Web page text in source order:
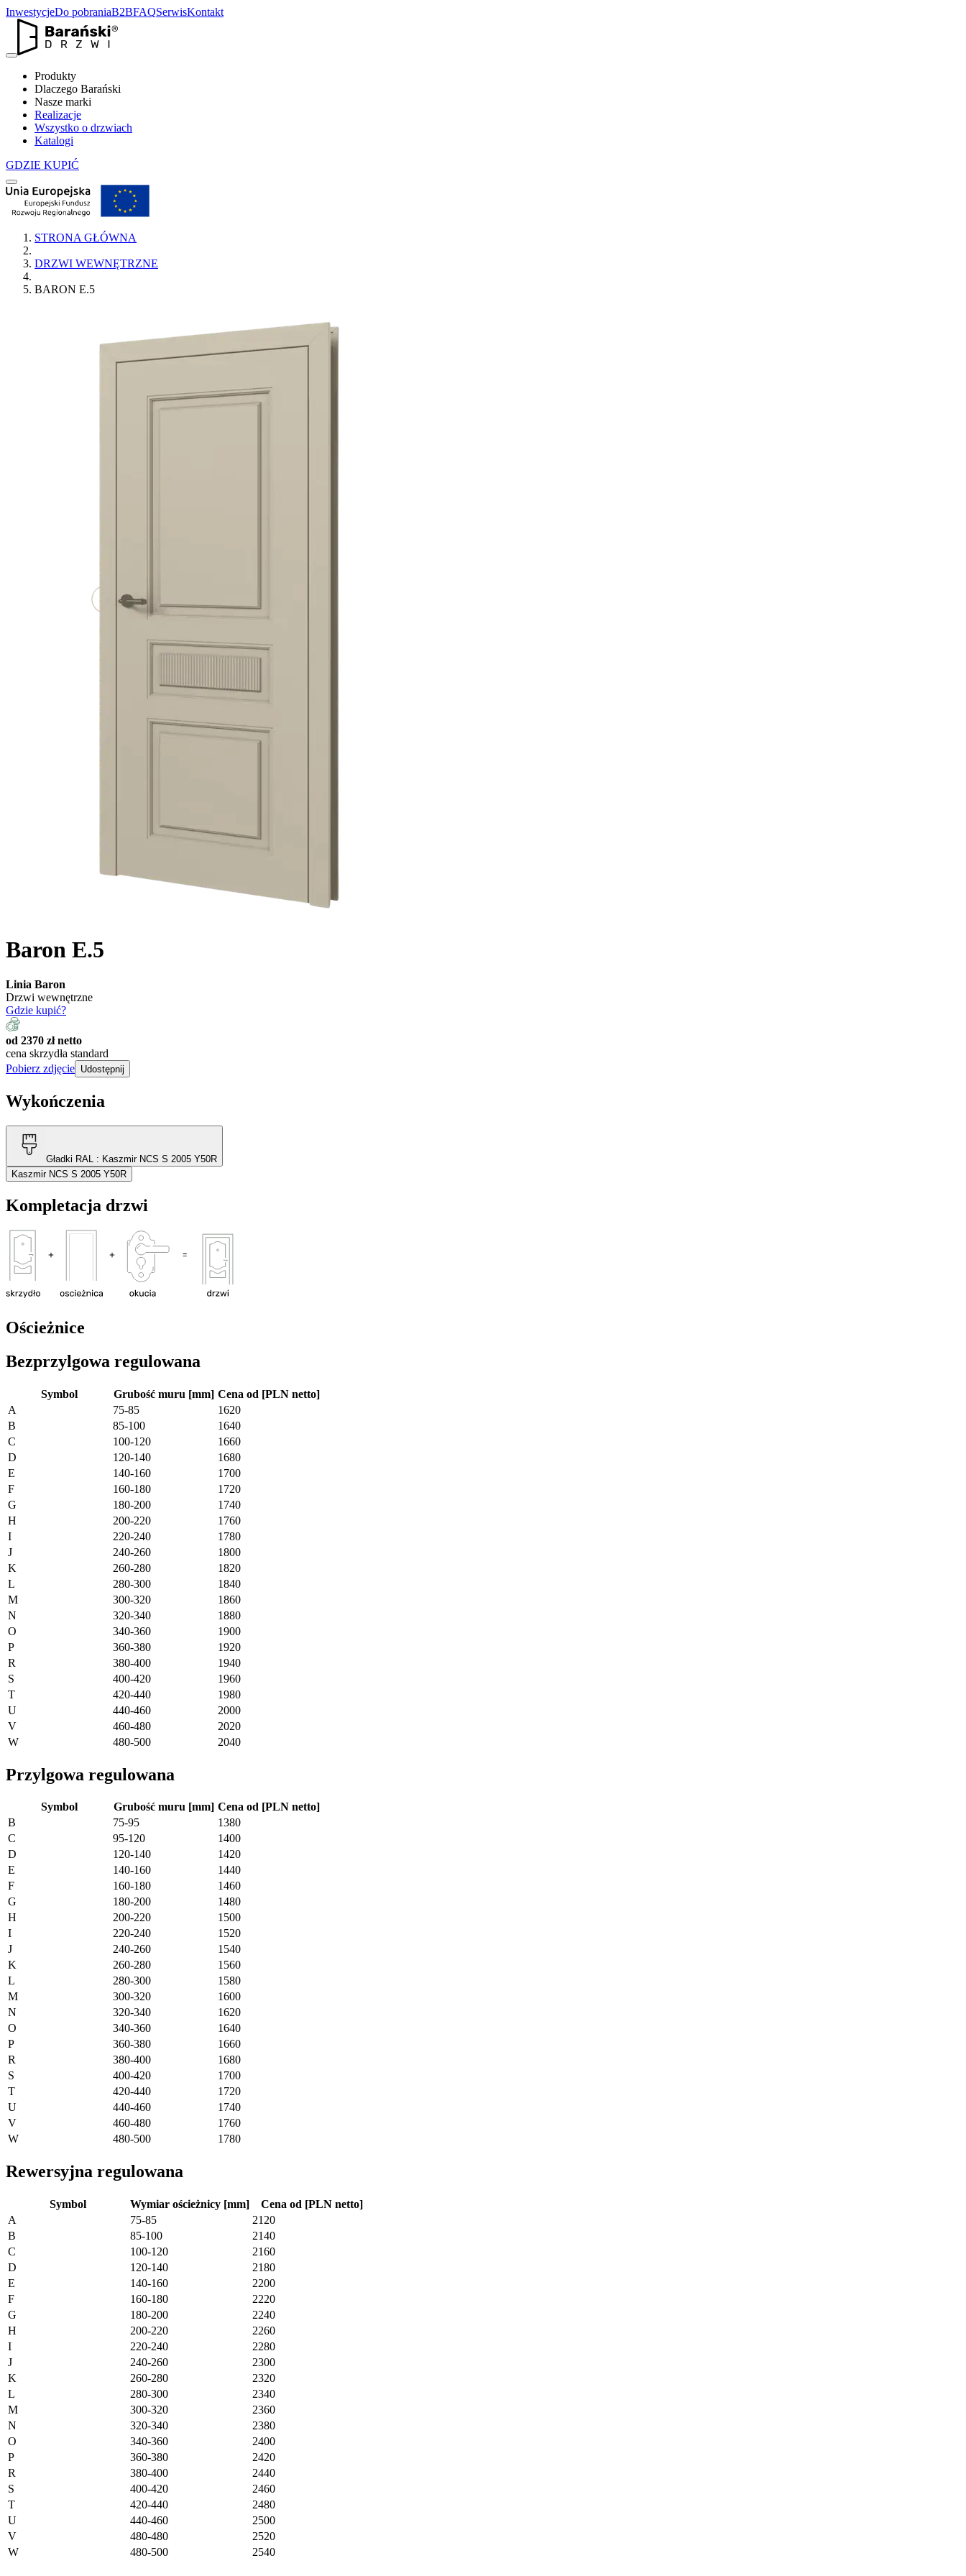
InwestycjeDo pobraniaB2BFAQSerwisKontakt
Produkty
Dlaczego Barański
Nasze marki
Realizacje
Wszystko o drzwiach
Katalogi
GDZIE KUPIĆ
STRONA GŁÓWNA
DRZWI WEWNĘTRZNE
BARON E.5
Baron E.5
Linia Baron
Drzwi wewnętrzne
Gdzie kupić?
od 2370 zł netto
cena skrzydła standard
Pobierz zdjęcie Udostępnij
Wykończenia
Gładki RAL : Kaszmir NCS S 2005 Y50R
Kaszmir NCS S 2005 Y50R
Kompletacja drzwi
Ościeżnice
Bezprzylgowa regulowana
Symbol Grubość muru [mm] Cena od [PLN netto]
A
75-85
1620
B
85-100
1640
C
100-120
1660
D
120-140
1680
E
140-160
1700
F
160-180
1720
G
180-200
1740
H
200-220
1760
I
220-240
1780
J
240-260
1800
K
260-280
1820
L
280-300
1840
M
300-320
1860
N
320-340
1880
O
340-360
1900
P
360-380
1920
R
380-400
1940
S
400-420
1960
T
420-440
1980
U
440-460
2000
V
460-480
2020
W
480-500 2040
Przylgowa regulowana
Symbol Grubość muru [mm] Cena od [PLN netto]
B
75-95
1380
C
95-120
1400
D
120-140
1420
E
140-160
1440
F
160-180
1460
G
180-200
1480
H
200-220
1500
I
220-240
1520
J
240-260
1540
K
260-280
1560
L
280-300
1580
M
300-320
1600
N
320-340
1620
O
340-360
1640
P
360-380
1660
R
380-400
1680
S
400-420
1700
T
420-440
1720
U
440-460
1740
V
460-480
1760
W
480-500 1780
Rewersyjna regulowana
Symbol Wymiar ościeżnicy [mm]
Cena od [PLN netto]
A
75-85
2120
B
85-100
2140
C
100-120
2160
D
120-140
2180
E
140-160
2200
F
160-180
2220
G
180-200
2240
H
200-220
2260
I
220-240
2280
J
240-260
2300
K
260-280
2320
L
280-300
2340
M
300-320
2360
N
320-340
2380
O
340-360
2400
P
360-380
2420
R
380-400
2440
S
400-420
2460
T
420-440
2480
U
440-460
2500
V
480-480
2520
W
480-500 2540